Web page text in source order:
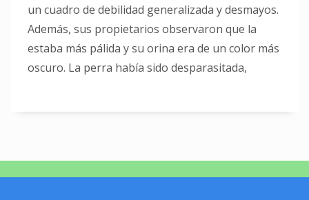
un cuadro de debilidad generalizada y desmayos.
Además, sus propietarios observaron que la
estaba más pálida y su orina era de un color más
oscuro. La perra había sido desparasitada,